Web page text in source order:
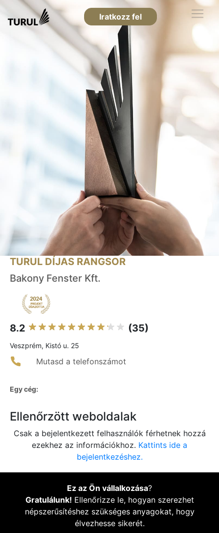
Iratkozz fel
TURUL DÍJAS RANGSOR
Bakony Fenster Kft.
8.2 (35)
Veszprém, Kistó u. 25
Mutasd a telefonszámot
Egy cég:
Ellenőrzött weboldalak
Csak a bejelentkezett felhasználók férhetnek hozzá
ezekhez az információkhoz. Kattints ide a
bejelentkezéshez.
Ez az Ön vállalkozása?
Gratulálunk! Ellenőrizze le, hogyan szerezhet
népszerűsítéshez szükséges anyagokat, hogy
élvezhesse sikerét.